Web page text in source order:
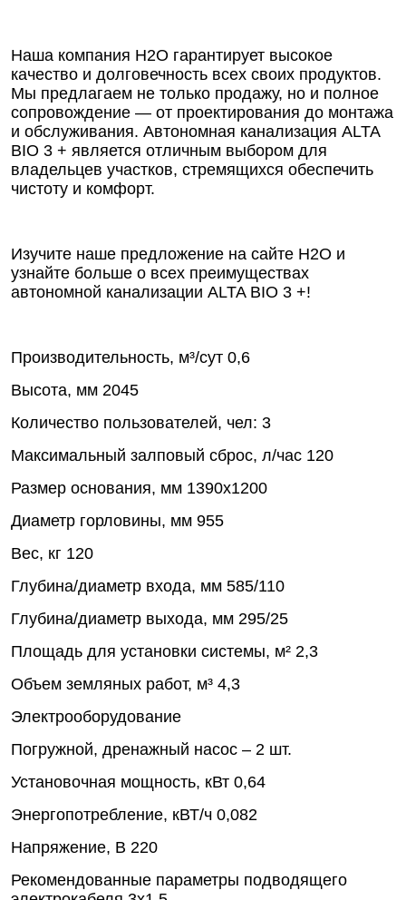
Наша компания Н2О гарантирует высокое
качество и долговечность всех своих продуктов.
Мы предлагаем не только продажу, но и полное
сопровождение — от проектирования до монтажа
и обслуживания. Автономная канализация ALTA
BIO 3 + является отличным выбором для
владельцев участков, стремящихся обеспечить
чистоту и комфорт.
Изучите наше предложение на сайте Н2О и
узнайте больше о всех преимуществах
автономной канализации ALTA BIO 3 +!
Производительность, м³/сут 0,6
Высота, мм 2045
Количество пользователей, чел: 3
Максимальный залповый сброс, л/час 120
Размер основания, мм 1390х1200
Диаметр горловины, мм 955
Вес, кг 120
Глубина/диаметр входа, мм 585/110
Глубина/диаметр выхода, мм 295/25
Площадь для установки системы, м² 2,3
Объем земляных работ, м³ 4,3
Электрооборудование
Погружной, дренажный насос – 2 шт.
Установочная мощность, кВт 0,64
Энергопотребление, кВТ/ч 0,082
Напряжение, В 220
Рекомендованные параметры подводящего